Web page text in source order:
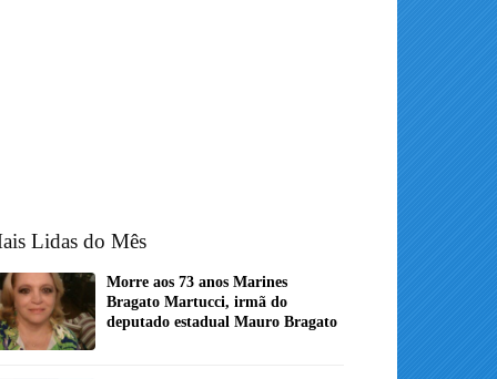
Lidas do Mês
Morre aos 73 anos Marines
Bragato Martucci, irmã do
deputado estadual Mauro Bragato